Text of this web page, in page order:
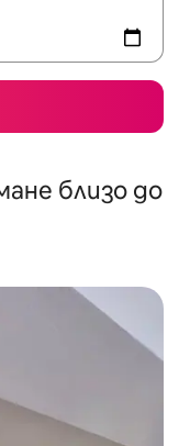
близо до